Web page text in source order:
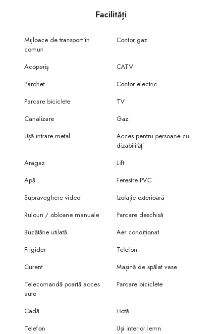
Facilități
Mijloace de transport în
comun
Contor gaz
Acoperiș
CATV
Parchet
Contor electric
Parcare biciclete
TV
Canalizare
Gaz
Ușă intrare metal
Acces pentru persoane cu
dizabilități
Aragaz
Lift
Apă
Ferestre PVC
Supraveghere video
Izolație exterioară
Rulouri / obloane manuale
Parcare deschisă
Bucătărie utilată
Aer condiționat
Frigider
Telefon
Curent
Mașină de spălat vase
Telecomandă poartă acces
auto
Parcare biciclete
Cadă
Hotă
Telefon
Uși interior lemn